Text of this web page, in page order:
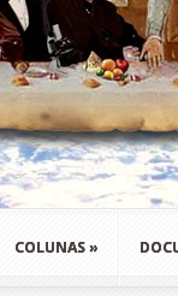
COLUNAS »